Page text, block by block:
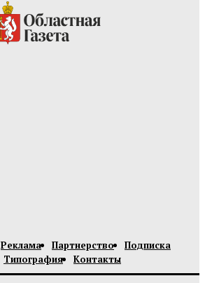
Реклама Партнерство
Подписка
Типография
Контакты